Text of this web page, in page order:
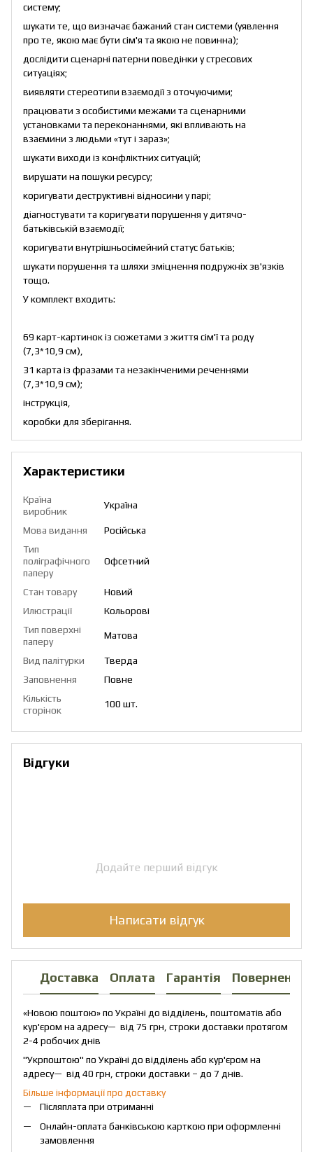
систему;
шукати те, що визначає бажаний стан системи (уявлення
про те, якою має бути сім'я та якою не повинна);
дослідити сценарні патерни поведінки у стресових
ситуаціях;
виявляти стереотипи взаємодії з оточуючими;
працювати з особистими межами та сценарними
установками та переконаннями, які впливають на
взаємини з людьми «тут і зараз»;
шукати виходи із конфліктних ситуацій;
вирушати на пошуки ресурсу;
коригувати деструктивні відносини у парі;
діагностувати та коригувати порушення у дитячо-
батьківській взаємодії;
коригувати внутрішньосімейний статус батьків;
шукати порушення та шляхи зміцнення подружніх зв'язків
тощо.
У комплект входить:
69 карт-картинок із сюжетами з життя сім'ї та роду
(7,3*10,9 см),
31 карта із фразами та незакінченими реченнями
(7,3*10,9 см);
інструкція,
коробки для зберігання.
Характеристики
Країна
виробник
Україна
Мова видання
Російська
Тип
поліграфічного
паперу
Офсетний
Стан товару
Новий
Илюстрації
Кольорові
Тип поверхні
паперу
Матова
Вид палітурки
Тверда
Заповнення
Повне
Кількість
сторінок
100 шт.
Відгуки
Додайте перший відгук
Написати відгук
Доставка Оплата Гарантія Повернення
«Новою поштою» по Україні до відділень, поштоматів або
кур'єром на адресу— від 75 грн, строки доставки протягом
2-4 робочих днів
"Укрпоштою" по Україні до відділень або кур'єром на
адресу— від 40 грн, строки доставки – до 7 днів.
Більше інформації про доставку
Післяплата при отриманні
Онлайн-оплата банківською карткою при оформленні
замовлення